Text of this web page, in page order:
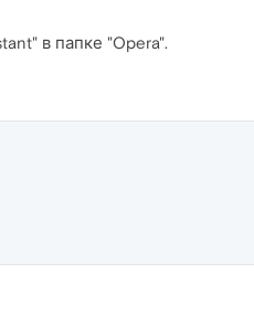
в папке "Opera".